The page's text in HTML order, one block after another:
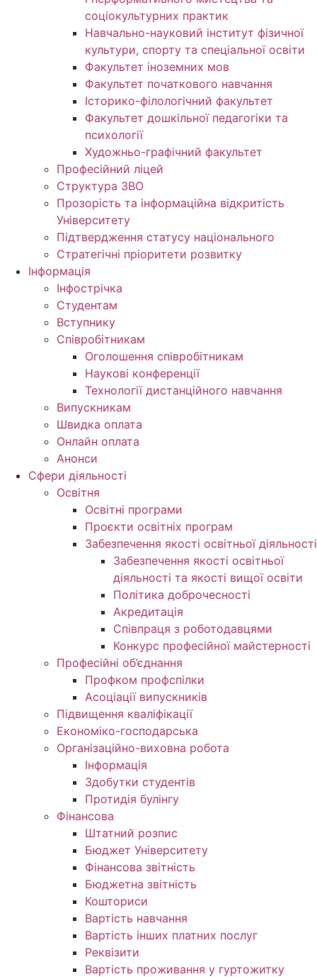
соціокультурних практик
Навчально-науковий інститут фізичної
культури, спорту та спеціальної освіти
Факультет іноземних мов
Факультет початкового навчання
Історико-філологічний факультет
Факультет дошкільної педагогіки та
психології
Художньо-графічний факультет
Професійний ліцей
Структура ЗВО
Прозорість та інформаційна відкритість
Університету
Підтвердження статусу національного
Стратегічні пріоритети розвитку
Інформація
Інфострічка
Студентам
Вступнику
Співробітникам
Оголошення співробітникам
Наукові конференції
Технології дистанційного навчання
Випускникам
Швидка оплата
Онлайн оплата
Анонси
Сфери діяльності
Освітня
Освітні програми
Проєкти освітніх програм
Забезпечення якості освітньої діяльності
Забезпечення якості освітньої
діяльності та якості вищої освіти
Політика доброчесності
Акредитація
Співпраця з роботодавцями
Конкурс професійної майстерності
Професійні об’єднання
Профком профспілки
Асоціації випускників
Підвищення кваліфікації
Економіко-господарська
Організаційно-виховна робота
Інформація
Здобутки студентів
Протидія булінгу
Фінансова
Штатний розпис
Бюджет Університету
Фінансова звітність
Бюджетна звітність
Кошториси
Вартість навчання
Вартість інших платних послуг
Реквізити
Вартість проживання у гуртожитку